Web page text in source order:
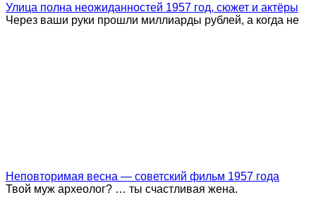
Улица полна неожиданностей 1957 год, сюжет и актёры
Через ваши руки прошли миллиарды рублей, а когда не
Неповторимая весна — советский фильм 1957 года
Твой муж археолог? … ты счастливая жена.